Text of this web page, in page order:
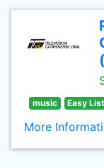
music Easy
More